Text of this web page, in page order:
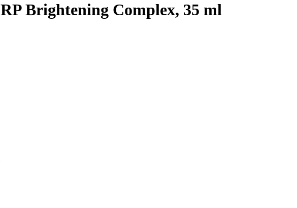
RP Brightening Complex, 35 ml